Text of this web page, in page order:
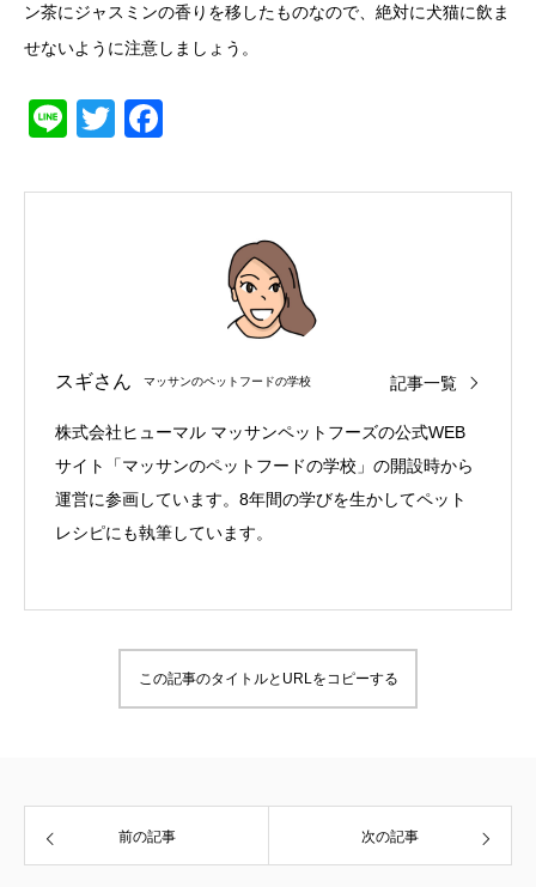
ン茶にジャスミンの香りを移したものなので、絶対に犬猫に飲ま
せないように注意しましょう。
LineTwitter
スギさん マッサンのペットフードの学校 記事一覧
株式会社ヒューマル マッサンペットフーズの公式WEB
サイト「マッサンのペットフードの学校」の開設時から
運営に参画しています。8年間の学びを生かしてペット
レシピにも執筆しています。
この記事のタイトルとURLをコピーする
前の記事 次の記事